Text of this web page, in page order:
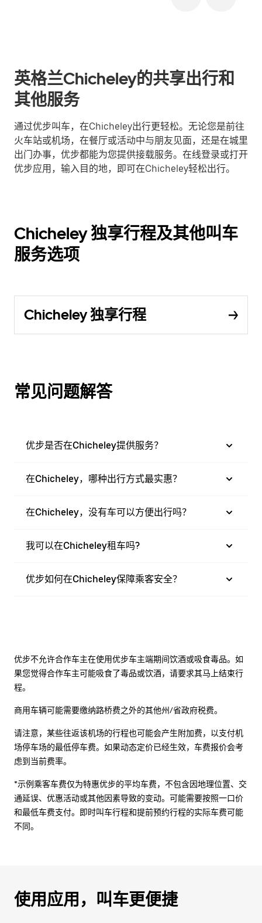
英格兰Chicheley的共享出行和
其他服务
通过优步叫车，在Chicheley出行更轻松。无论您是前往
火车站或机场，在餐厅或活动中与朋友见面，还是在城里
出门办事，优步都能为您提供接载服务。在线登录或打开
优步应用，输入目的地，即可在Chicheley轻松出行。
Chicheley 独享行程及其他叫车
服务选项
Chicheley 独享行程
常见问题解答
优步是否在Chicheley提供服务？
在Chicheley，哪种出行方式最实惠？
在Chicheley，没有车可以方便出行吗？
我可以在Chicheley租车吗?
优步如何在Chicheley保障乘客安全？
优步不允许合作车主在使用优步车主端期间饮酒或吸食毒品。如
果您觉得合作车主可能吸食了毒品或饮酒，请要求其马上结束行
程。
商用车辆可能需要缴纳路桥费之外的其他州/省政府税费。
请注意，某些往返该机场的行程也可能会产生附加费，以支付机
场停车场的最低停车费。如果动态定价已经生效，车费报价会考
虑到当前费率。
*示例乘客车费仅为特惠优步的平均车费，不包含因地理位置、交
通延误、优惠活动或其他因素导致的变动。可能需要按照一口价
和最低车费支付。即时叫车行程和提前预约行程的实际车费可能
不同。
使用应用，叫车更便捷